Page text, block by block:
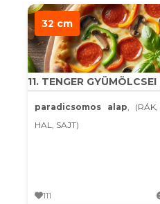
32 cm
11. TENGER GYÜMÖLCSEI
paradicsomos alap,
HAL, SAJT)
111